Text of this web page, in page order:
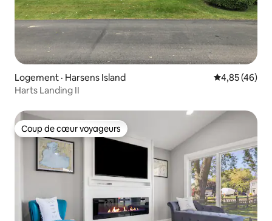
Logement · Harsens Island Note
4,85 (46)
Harts Landing II
Coup de cœur voyageurs
Coup de cœur voyageurs